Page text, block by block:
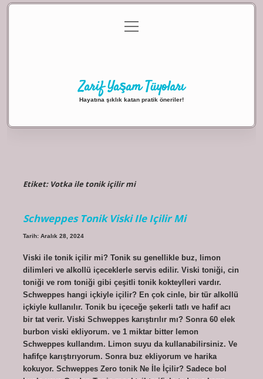
Gizlilik Politikası
menüyü
aç
Zarif Yaşam Tüyoları
Hayatına şıklık katan pratik öneriler!
Etiket: Votka ile tonik içilir mi
Schweppes Tonik Viski Ile Içilir Mi
Tarih: Aralık 28, 2024
Viski ile tonik içilir mi? Tonik su genellikle buz, limon
dilimleri ve alkollü içeceklerle servis edilir. Viski toniği, cin
toniği ve rom toniği gibi çeşitli tonik kokteylleri vardır.
Schweppes hangi içkiyle içilir? En çok cinle, bir tür alkollü
içkiyle kullanılır. Tonik bu içeceğe şekerli tatlı ve hafif acı
bir tat verir. Viski Schweppes karıştırılır mı? Sonra 60 elek
burbon viski ekliyorum. ve 1 miktar bitter lemon
Schweppes kullandım. Limon suyu da kullanabilirsiniz. Ve
hafifçe karıştırıyorum. Sonra buz ekliyorum ve harika
kokuyor. Schweppes Zero tonik Ne İle İçilir? Sadece bol